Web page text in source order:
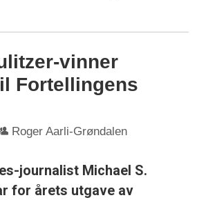
vinner
Fortellingens
Roger Aarli-Grøndalen
journalist Michael S.
for årets utgave av